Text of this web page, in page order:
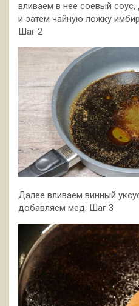
вливаем в нее соевый
и затем чайную ложку
Шаг 2
Далее вливаем винный
добавляем мед. Шаг 3